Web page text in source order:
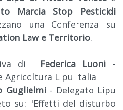
Marcia Stop Pesticidi
una Conferenza su
Law e Territorio.
di Federica Luoni -
Agricoltura Lipu Italia
Guglielmi- Delegato Lipu
su: "Effetti del disturbo